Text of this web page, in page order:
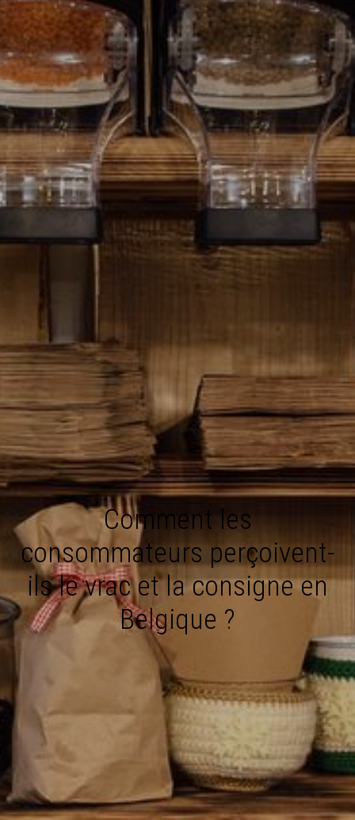
Comment les
consommateurs perçoivent-
ils le vrac et la consigne en
Belgique ?